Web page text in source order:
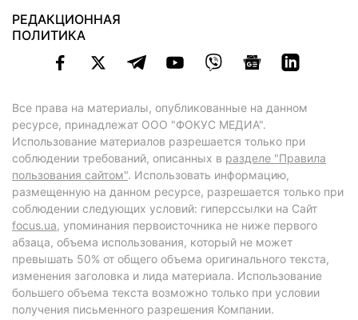
РЕДАКЦИОННАЯ
ПОЛИТИКА
Все права на материалы, опубликованные на данном
ресурсе, принадлежат ООО "ФОКУС МЕДИА".
Использование материалов разрешается только при
соблюдении требований, описанных в разделе "Правила
пользования сайтом". Использовать информацию,
размещенную на данном ресурсе, разрешается только при
соблюдении следующих условий: гиперссылки на Сайт
focus.ua, упоминания первоисточника не ниже первого
абзаца, объема использования, который не может
превышать 50% от общего объема оригинального текста,
изменения заголовка и лида материала. Использование
большего объема текста возможно только при условии
получения письменного разрешения Компании.